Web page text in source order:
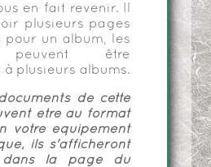
en fait revenir. Il
plusieurs pages
pour un album, les
peuvent être
à plusieurs albums.
de cette
être au format
votre équipement
ils s'afficheront
dans la page du